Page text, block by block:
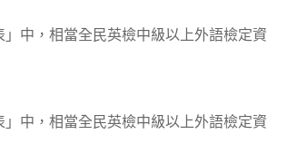
中，相當全民英檢中級以上外語檢定資
中，相當全民英檢中級以上外語檢定資